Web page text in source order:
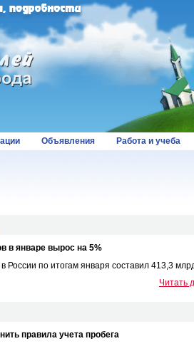
Объявления Работа и учеба
в январе вырос на 5%
России по итогам января составил 413,3
Читать
правила учета пробега